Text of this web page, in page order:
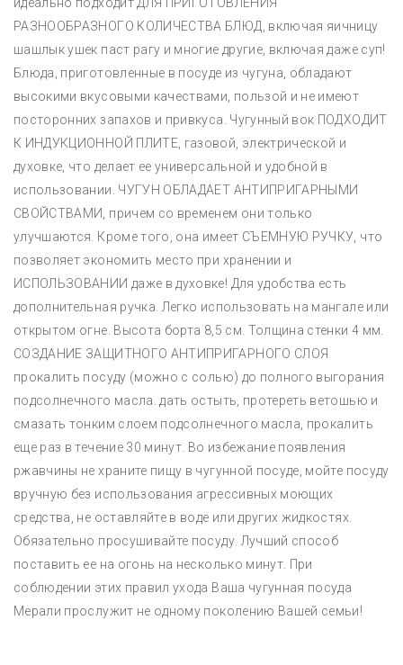
РАЗНООБРАЗНОГО КОЛИЧЕСТВА БЛЮД, включая яичницу
шашлык ушек паст рагу и многие другие, включая даже суп!
Блюда, приготовленные в посуде из чугуна, обладают
высокими вкусовыми качествами, пользой и не имеют
посторонних запахов и привкуса. Чугунный вок ПОДХОДИТ
К ИНДУКЦИОННОЙ ПЛИТЕ, газовой, электрической и
духовке, что делает ее универсальной и удобной в
использовании. ЧУГУН ОБЛАДАЕТ АНТИПРИГАРНЫМИ
СВОЙСТВАМИ, причем со временем они только
улучшаются. Кроме того, она имеет СЪЕМНУЮ РУЧКУ, что
позволяет экономить место при хранении и
ИСПОЛЬЗОВАНИИ даже в духовке! Для удобства есть
дополнительная ручка. Легко использовать на мангале или
открытом огне. Высота борта 8,5 см. Толщина стенки 4 мм.
СОЗДАНИЕ ЗАЩИТНОГО АНТИПРИГАРНОГО СЛОЯ
прокалить посуду (можно с солью) до полного выгорания
подсолнечного масла. дать остыть, протереть ветошью и
смазать тонким слоем подсолнечного масла, прокалить
еще раз в течение 30 минут. Во избежание появления
ржавчины не храните пищу в чугунной посуде, мойте посуду
вручную без использования агрессивных моющих
средства, не оставляйте в воде или других жидкостях.
Обязательно просушивайте посуду. Лучший способ
поставить ее на огонь на несколько минут. При
соблюдении этих правил ухода Ваша чугунная посуда
Мерали прослужит не одному поколению Вашей семьи!